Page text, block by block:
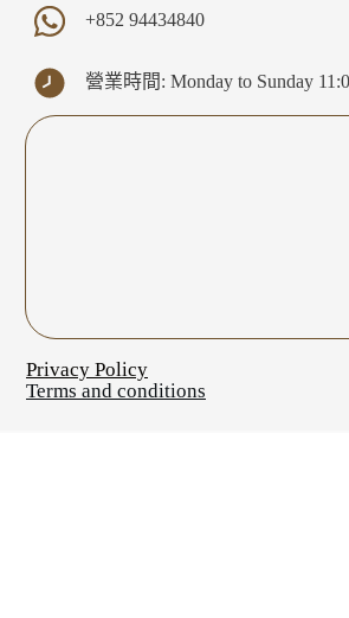
+852 94434840
營業時間: Monday to Sunday
Privacy Policy
Terms and conditions